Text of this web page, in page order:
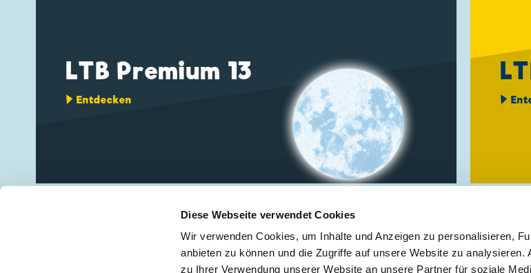
Diese Webseite verwendet Cookies
Wir verwenden Cookies, um Inhalte und Anzeigen zu personalisieren,
anbieten zu können und die Zugriffe auf unsere Website zu analysieren.
zu Ihrer Verwendung unserer Website an unsere Partner für soziale
LTB Premium 13
Entdecken
« ‹ Vorheriger …